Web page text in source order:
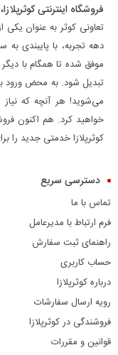
فروشگاه اینترنتی
تعاونی کوثر به عنوان
دهه تجربه، با پایبندی
موفق شده تا همگام با
تبدیل شود. به محض ورود
می‌شوید! هر آنچه که
خواهید کرد. هم اکنون
کوثرپلازا خدمتی جدید را
دسترسی سریع
تماس با ما
فرم ارتباط با مدیرعامل
راهنمای ثبت سفارش
حساب کاربری
درباره کوثرپلازا
رویه ارسال سفارشات
فروشندگی در کوثرپلازا
قوانین و مقررات